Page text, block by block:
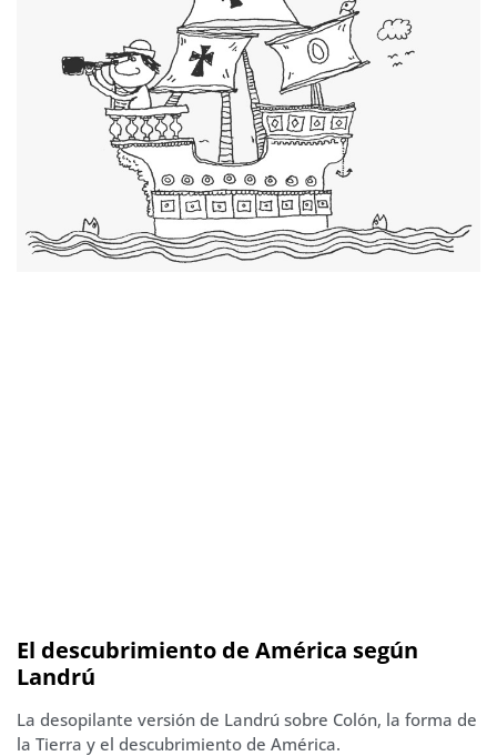
El descubrimiento de América según
Landrú
La desopilante versión de Landrú sobre Colón, la forma de
la Tierra y el descubrimiento de América.